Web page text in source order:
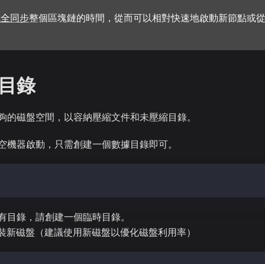
同步整個區塊鏈的時間，從而可以相對快速地啟動新節點或
錄
的磁盤空間，以容納壓縮文件和未壓縮目錄。
機器啟動，只需創建一個數據目錄即可。
目錄，請創建一個臨時目錄。
新磁盤（建議使用新磁盤以優化磁盤利用率）